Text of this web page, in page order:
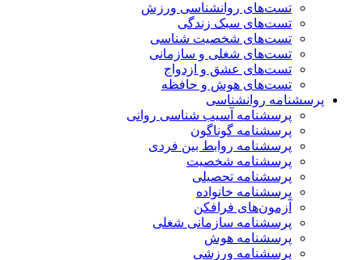
تست‌های روانشناسی ورزش
تست‌های سبک زندگی
تست‌های شخصیت شناسی
تست‌های شغلی و سازمانی
تست‌های عشق و ازدواج
تست‌های هوش و حافظه
پرسشنامه روانشناسی
پرسشنامه آسیب شناسی روانی
پرسشنامه گوناگون
پرسشنامه روابط بین فردی
پرسشنامه شخصیت
پرسشنامه تحصیلی
پرسشنامه خانواده
آزمون‌های فرافکن
پرسشنامه سازمانی شغلی
پرسشنامه هوش
پرسشنامه ورزشی